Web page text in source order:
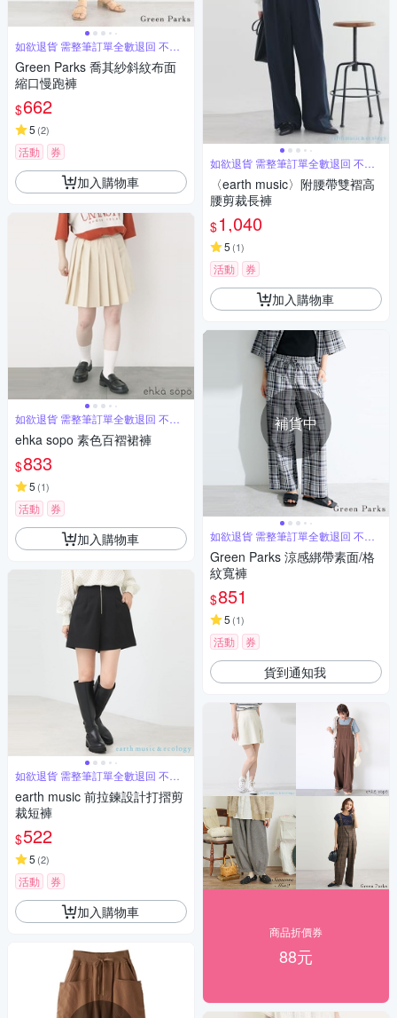
如欲退貨 需整筆訂單全數退回 不能
單退
Green Parks 喬其紗斜紋布面
縮口慢跑褲
$662
5 (2)
活動 券
加入購物車
如欲退貨 需整筆訂單全數退回 不能
單退
ehka sopo 素色百褶裙褲
$833
5 (1)
活動 券
加入購物車
如欲退貨 需整筆訂單全數退回 不能
單退
earth music 前拉鍊設計打摺剪
裁短褲
$522
5 (2)
活動 券
加入購物車
如欲退貨 需整筆訂單全數退回 不能
單退
〈earth music〉附腰帶雙褶高
腰剪裁長褲
$1,040
5 (1)
活動 券
加入購物車
補貨中
如欲退貨 需整筆訂單全數退回 不能
單退
Green Parks 涼感綁帶素面/格
紋寬褲
$851
5 (1)
活動 券
貨到通知我
商品折價券
88元